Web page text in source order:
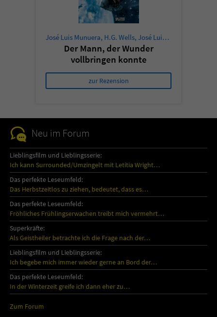
José Luis Munuera, H.G. Wells, José Luis Munuera
Der Mann, der Wunder
vollbringen konnte
zur Rezension
Neu im Forum
Lieblingsfilm und Lieblingsserie:
Ich kann Surrounded/Umzingelt mit Letitia Wright…
Das perfekte Leseumfeld:
Das Herbstzeitlos zu ziehen, bedeutet, dass es…
Das perfekte Leseumfeld:
Fröhliches Frühlingserwachen treibt mich vermehrt…
Superkräfte:
Als Geistheiler betrachte ich die Frage nach der…
Lieblingsfilm und Lieblingsserie:
Ich begebe mich immer wieder gerne an Bord der…
Das perfekte Leseumfeld:
In der Winterzeit greife ich dann eher zu…
Zum Forum